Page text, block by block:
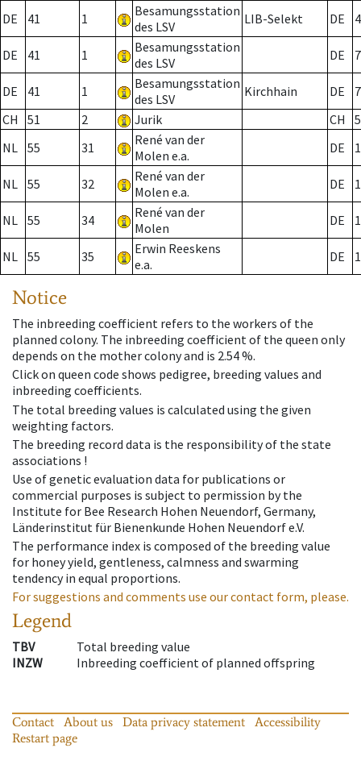
DE 41 1
Besamungsstation
des LSV
LIB-Selekt DE
DE 41 1
Besamungsstation
des LSV
DE 7
DE 41 1
Besamungsstation
des LSV
Kirchhain DE
7
CH
51 2 Jurik CH
NL 55 31
René van der
Molen e.a.
DE
NL 55 32
René van der
Molen e.a.
DE
NL 55 34
René van der
Molen
DE
NL 55 35
Erwin Reeskens
e.a.
DE
Notice
The inbreeding coefficient refers to the workers of the
planned colony. The inbreeding coefficient of the queen only
depends on the mother colony and is 2.54 %.
Click on queen code shows pedigree, breeding values and
inbreeding coefficients.
The total breeding values is calculated using the given
weighting factors.
The breeding record data is the responsibility of the state
associations !
Use of genetic evaluation data for publications or
commercial purposes is subject to permission by the
Institute for Bee Research Hohen Neuendorf, Germany,
Länderinstitut für Bienenkunde Hohen Neuendorf e.V.
The performance index is composed of the breeding value
for honey yield, gentleness, calmness and swarming
tendency in equal proportions.
For suggestions and comments use our contact form, please.
Legend
TBV
Total breeding value
INZW
Inbreeding coefficient of planned offspring
Contact About us Data privacy statement
Accessibility
Restart page